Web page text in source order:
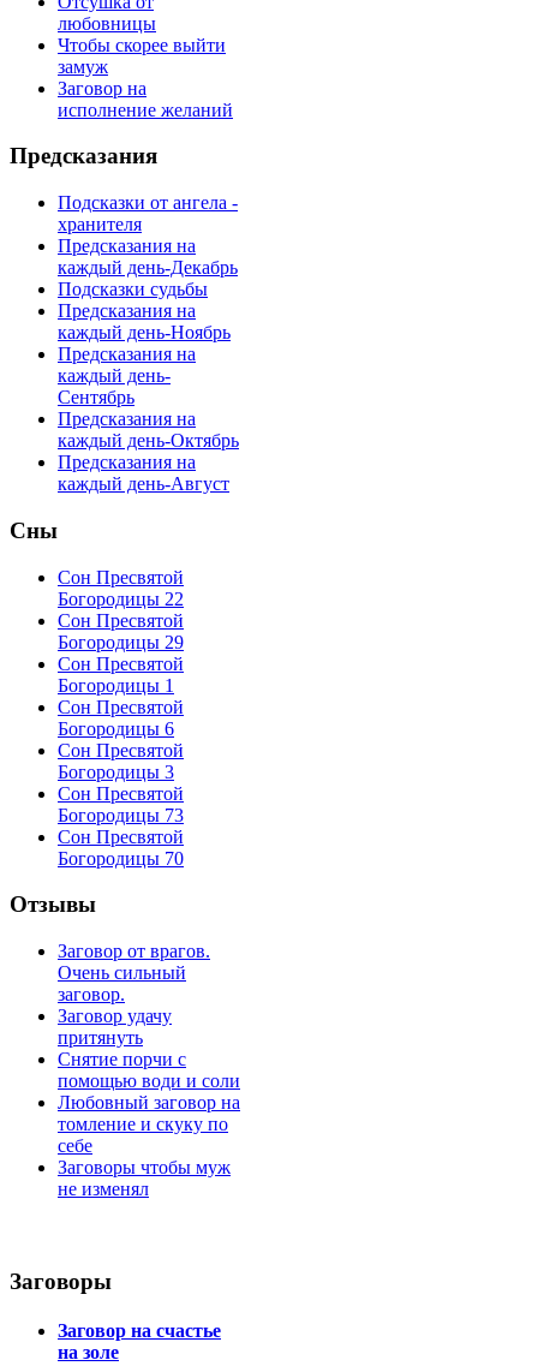
любовницы
Чтобы скорее выйти
замуж
Заговор на
исполнение желаний
Предсказания
Подсказки от ангела -
хранителя
Предсказания на
каждый день-Декабрь
Подсказки судьбы
Предсказания на
каждый день-Ноябрь
Предсказания на
каждый день-
Сентябрь
Предсказания на
каждый день-Октябрь
Предсказания на
каждый день-Август
Сны
Сон Пресвятой
Богородицы 22
Сон Пресвятой
Богородицы 29
Сон Пресвятой
Богородицы 1
Сон Пресвятой
Богородицы 6
Сон Пресвятой
Богородицы 3
Сон Пресвятой
Богородицы 73
Сон Пресвятой
Богородицы 70
Отзывы
Заговор от врагов.
Очень сильный
заговор.
Заговор удачу
притянуть
Снятие порчи с
помощью води и соли
Любовный заговор на
томление и скуку по
себе
Заговоры чтобы муж
не изменял
Заговоры
Заговор на счастье
на золе